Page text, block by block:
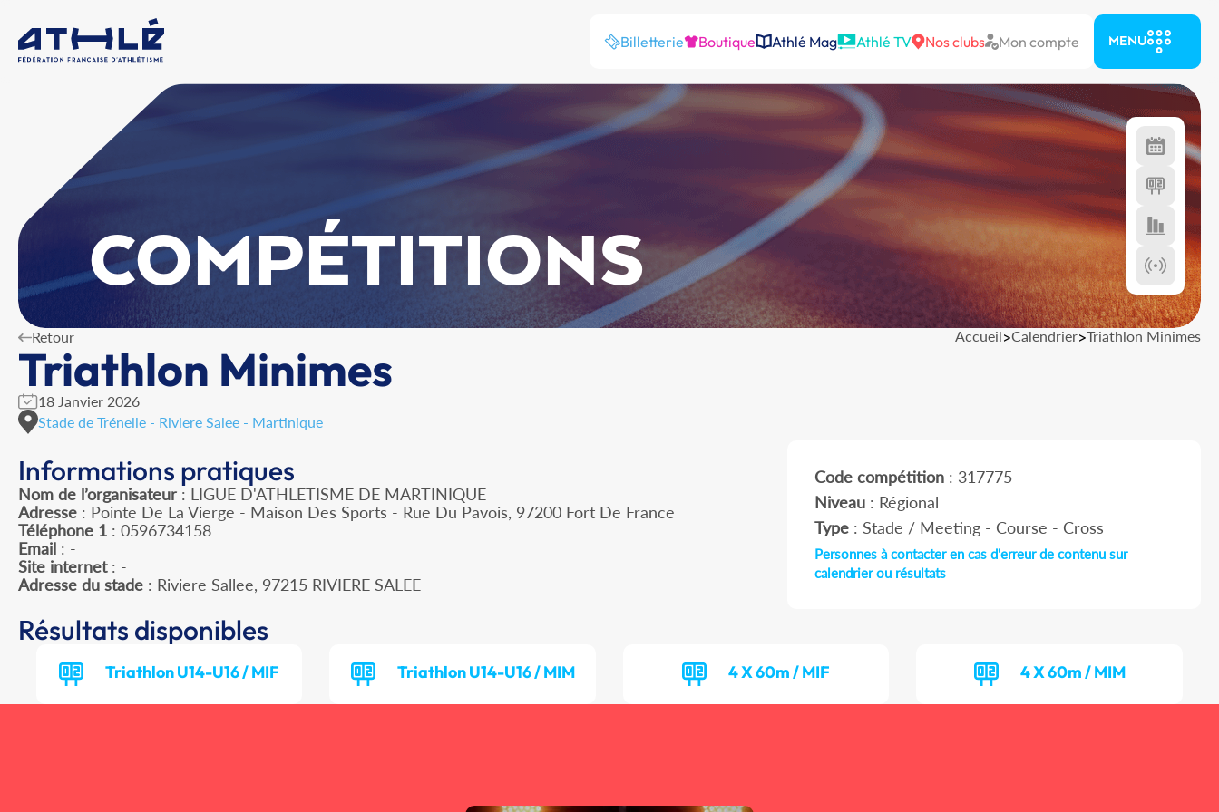
Billetterie Boutique Athlé Mag Athlé TV Nos clubs Mon compte MENU
COMPÉTITIONS
Retour Accueil>Calendrier>Triathlon Minimes
Triathlon Minimes
18 Janvier 2026
Stade de Trénelle - Riviere Salee - Martinique
Informations pratiques
Nom de l’organisateur : LIGUE D'ATHLETISME DE MARTINIQUE
Adresse : Pointe De La Vierge - Maison Des Sports - Rue Du Pavois, 97200 Fort De France
Téléphone 1 : 0596734158
Email : -
Site internet: -
Adresse du stade : Riviere Sallee, 97215 RIVIERE SALEE
Code compétition: 317775
Niveau: Régional
Type: Stade / Meeting - Course - Cross
Personnes à contacter en cas d'erreur de contenu sur
calendrier ou résultats
Résultats disponibles
Triathlon U14-U16 / MIF Triathlon U14-U16 / MIM 4 X 60m / MIF 4 X 60m / MIM